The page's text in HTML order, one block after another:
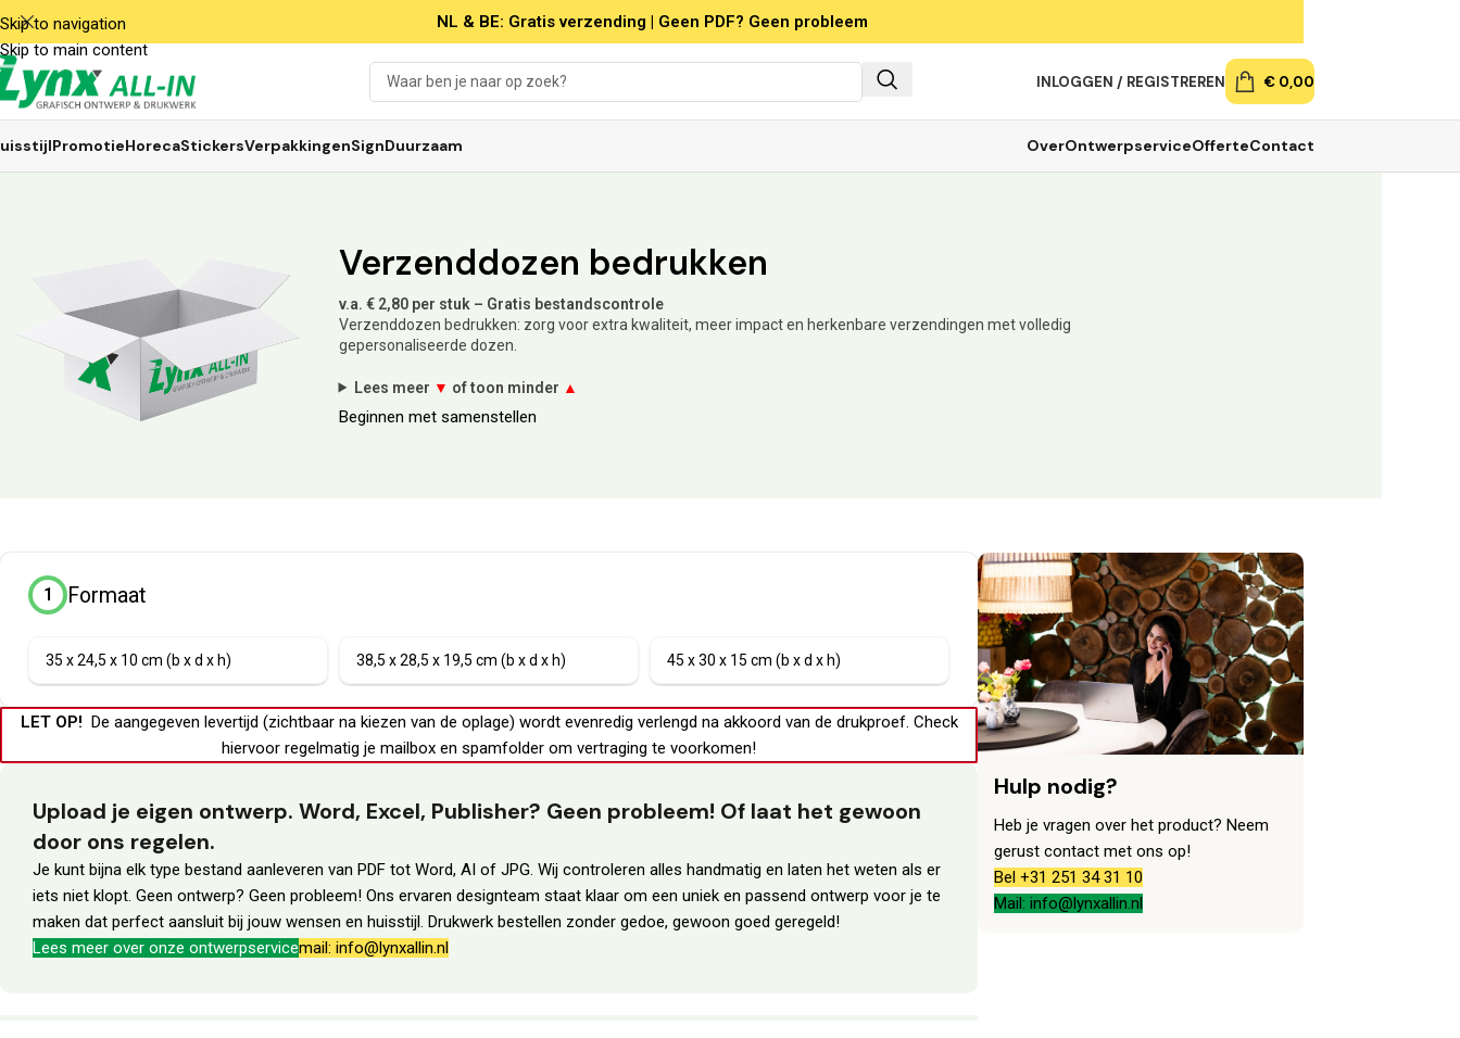
Skip to navigation
Skip to main content
INLOGGEN / REGISTREREN € 0,00
PromotieHorecaStickersVerpakkingenSignDuurzaam OverOntwerpserviceOfferteContact
Verzenddozen bedrukken
v.a. € 2,80 per stuk – Gratis bestandscontrole
Verzenddozen bedrukken: zorg voor extra kwaliteit, meer impact en herkenbare verzendingen met volledig
gepersonaliseerde dozen.
Lees meer ▼ of toon minder ▲
Beginnen met samenstellen
1 Formaat
35 x 24,5 x 10 cm (b x d x h) 38,5 x 28,5 x 19,5 cm (b x d x h) 45 x 30 x 15 cm (b x d x h)
LET OP! De aangegeven levertijd (zichtbaar na kiezen van de oplage) wordt evenredig verlengd na akkoord van de drukproef. Check
hiervoor regelmatig je mailbox en spamfolder om vertraging te voorkomen!
Upload je eigen ontwerp. Word, Excel, Publisher? Geen probleem! Of laat het gewoon
door ons regelen.
Je kunt bijna elk type bestand aanleveren van PDF tot Word, AI of JPG. Wij controleren alles handmatig en laten het weten als er
iets niet klopt. Geen ontwerp? Geen probleem! Ons ervaren designteam staat klaar om een uniek en passend ontwerp voor je te
maken dat perfect aansluit bij jouw wensen en huisstijl. Drukwerk bestellen zonder gedoe, gewoon goed geregeld!
Lees meer over onze ontwerpservicemail: info@lynxallin.nl
Hulp nodig?
Heb je vragen over het product? Neem
gerust contact met ons op!
Bel +31 251 34 31 10
Mail: info@lynxallin.nl
NL & BE: Gratis verzending | Geen PDF? Geen probleem